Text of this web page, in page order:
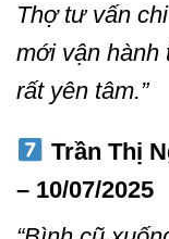
Thợ tư vấn
mới vận hành
rất yên tâm.”
Trần Thị
– 10/07/2025